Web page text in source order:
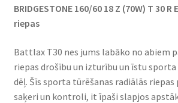
BRIDGESTONE 160/60 18 Z (70W) T 30
riepas
Battlax T30 nes jums labāko no abiem
riepas drošību un izturību un īstu
dēļ. Šīs sporta tūrēšanas radiālās riepas
saķeri un kontroli, it īpaši slapjos